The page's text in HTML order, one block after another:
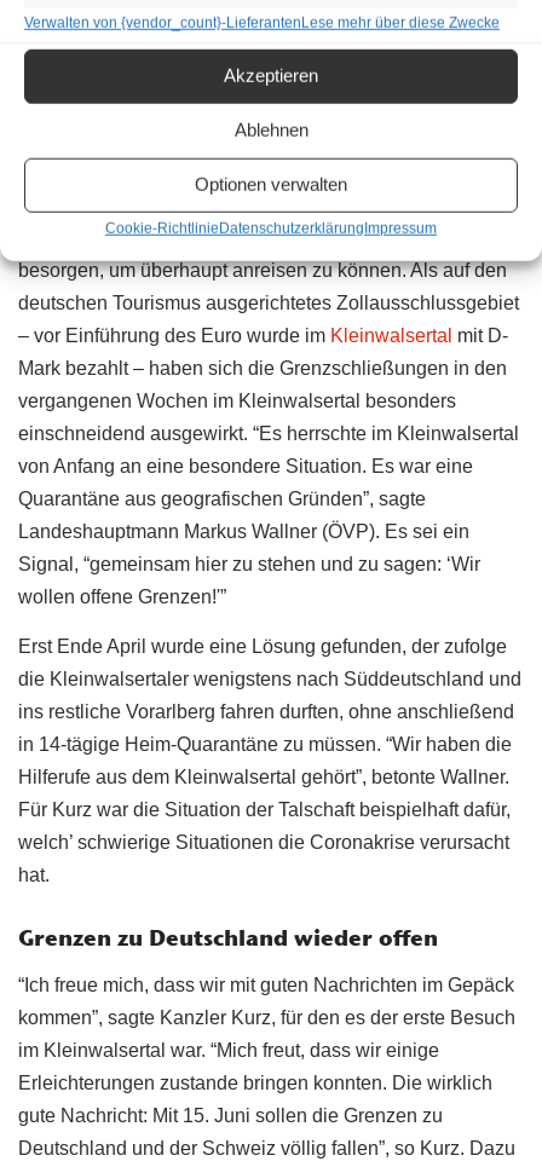
Verwalten von {vendor_count}-LieferantenLese mehr über diese Zwecke
Akzeptieren
Ablehnen
Optionen verwalten
Cookie-RichtlinieDatenschutzerklärungImpressum
Werbetour für Deutschland-Gäste
Das Kleinwalsertal mit seinen rund 5.000 Einwohnern
gehört zwar zu Vorarlberg, ist aber auf dem Straßenweg
nur über Deutschland zu erreichen. Weil die Grenzen noch
geschlossen sind, musste sich der Bundeskanzler eine
Transitgenehmigung im bayrischen Innenministerium
besorgen, um überhaupt anreisen zu können. Als auf den
deutschen Tourismus ausgerichtetes Zollausschlussgebiet
– vor Einführung des Euro wurde im Kleinwalsertal mit D-
Mark bezahlt – haben sich die Grenzschließungen in den
vergangenen Wochen im Kleinwalsertal besonders
einschneidend ausgewirkt. “Es herrschte im Kleinwalsertal
von Anfang an eine besondere Situation. Es war eine
Quarantäne aus geografischen Gründen”, sagte
Landeshauptmann Markus Wallner (ÖVP). Es sei ein
Signal, “gemeinsam hier zu stehen und zu sagen: ‘Wir
wollen offene Grenzen!'”
Erst Ende April wurde eine Lösung gefunden, der zufolge
die Kleinwalsertaler wenigstens nach Süddeutschland und
ins restliche Vorarlberg fahren durften, ohne anschließend
in 14-tägige Heim-Quarantäne zu müssen. “Wir haben die
Hilferufe aus dem Kleinwalsertal gehört”, betonte Wallner.
Für Kurz war die Situation der Talschaft beispielhaft dafür,
welch’ schwierige Situationen die Coronakrise verursacht
hat.
Grenzen zu Deutschland wieder offen
“Ich freue mich, dass wir mit guten Nachrichten im Gepäck
kommen”, sagte Kanzler Kurz, für den es der erste Besuch
im Kleinwalsertal war. “Mich freut, dass wir einige
Erleichterungen zustande bringen konnten. Die wirklich
gute Nachricht: Mit 15. Juni sollen die Grenzen zu
Deutschland und der Schweiz völlig fallen”, so Kurz. Dazu